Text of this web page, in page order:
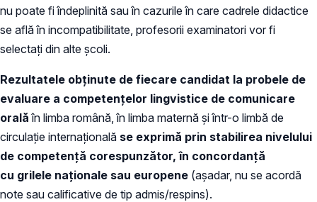
nu poate fi îndeplinită sau în cazurile în care cadrele didactice
se află în incompatibilitate, profesorii examinatori vor fi
selectaţi din alte școli.
Rezultatele obţinute de fiecare candidat la probele de
evaluare a competenţelor lingvistice de comunicare
oralăîn limba română, în limba maternă și într-o limbă de
circulaţie internaţională se exprimă prin stabilirea nivelului
de competenţă corespunzător, în concordanță
cu grilele naționale sau europene (așadar, nu se acordă
note sau calificative de tip admis/respins).